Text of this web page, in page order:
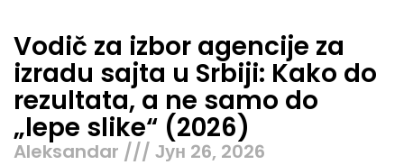
Vodič za izbor agencije za
izradu sajta u Srbiji: Kako do
rezultata, a ne samo do
„lepe slike“ (2026)
Aleksandar Јун 26, 2026